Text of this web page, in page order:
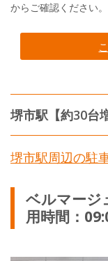
からご確認ください。
堺市駅【約30台
堺市駅周辺の駐
ベルマージ
用時間：